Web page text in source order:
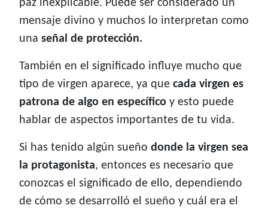
paz inexplicable. Puede ser considerado un
mensaje divino y muchos lo interpretan como
una señal de protección.
También en el significado influye mucho que
tipo de virgen aparece, ya que cada virgen es
patrona de algo en específico y esto puede
hablar de aspectos importantes de tu vida.
Si has tenido algún sueño donde la virgen sea
la protagonista, entonces es necesario que
conozcas el significado de ello, dependiendo
de cómo se desarrolló el sueño y cuál era el